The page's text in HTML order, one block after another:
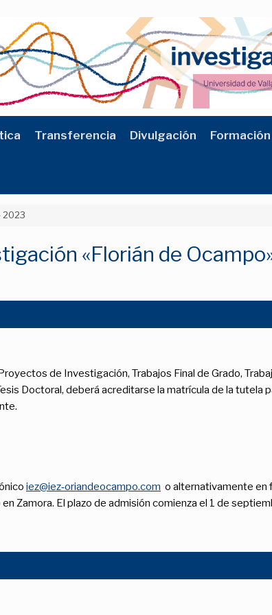
Transferencia Divulgación Formación
2023
«Florián de
de Investigación, Trabajos Final de Grado,
Doctoral, deberá acreditarse la matrícula de la tutela
iez@iez‑oriandeocampo.com o alternativamente en
Zamora. El plazo de admisión comienza el 1 de